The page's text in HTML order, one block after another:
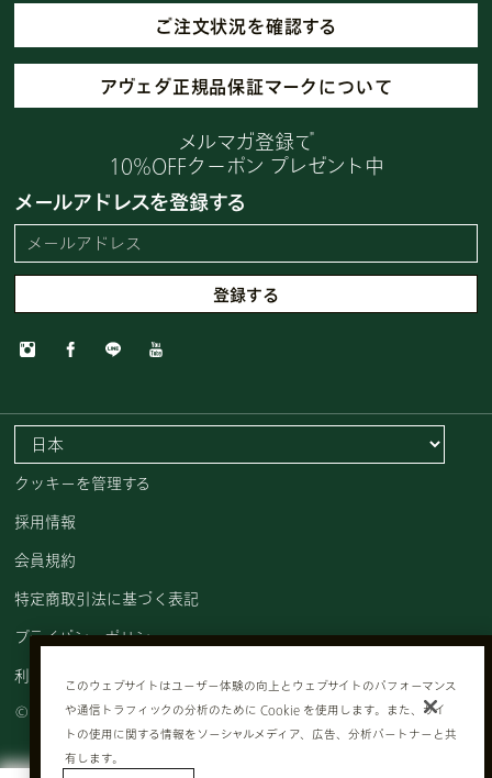
ご注文状況を確認する
アヴェダ正規品保証マークについて
メルマガ登録で
10%OFFクーポン プレゼント中
メールアドレスを登録する
© AVEDA CORP.
利用規約
プライバシーポリシー
特定商取引法に基づく表記
会員規約
採用情報
クッキーを管理する
このウェブサイトはユーザー体験の向上とウェブサイトのパフォーマンス
や通信トラフィックの分析のために Cookie を使用します。また、サイ
トの使用に関する情報をソーシャルメディア、広告、分析パートナーと共
有します。